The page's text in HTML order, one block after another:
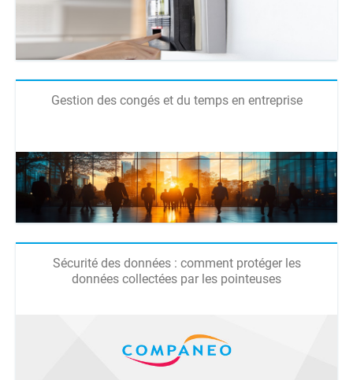
Gestion des congés et du temps en entreprise
Sécurité des données : comment protéger les
données collectées par les pointeuses